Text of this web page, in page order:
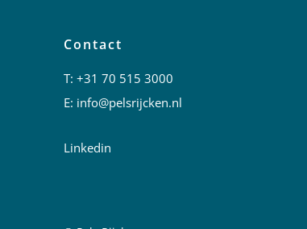
Contact
T:+31 70 515 3000
E: info@pelsrijcken.nl
Linkedin